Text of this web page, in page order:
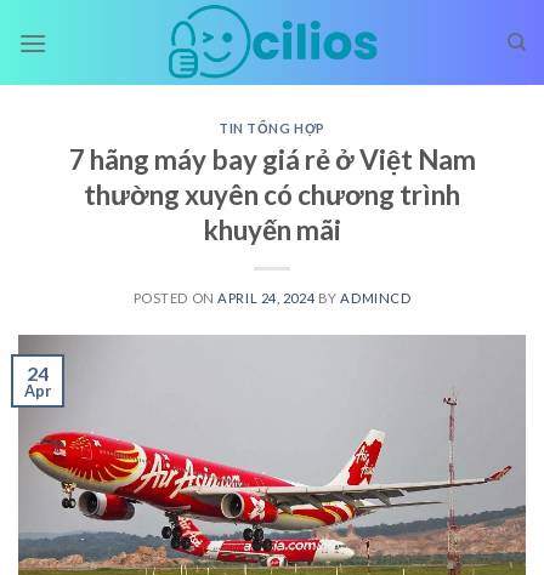
TIN TỔNG HỢP
7 hãng máy bay giá rẻ ở Việt Nam
thường xuyên có chương trình
khuyến mãi
POSTED ON APRIL 24, 2024 BY ADMINCD
24
Apr